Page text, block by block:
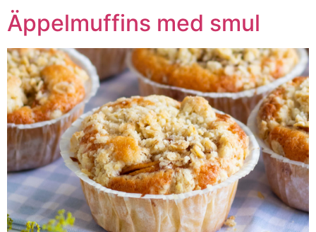
Äppelmuffins med smul